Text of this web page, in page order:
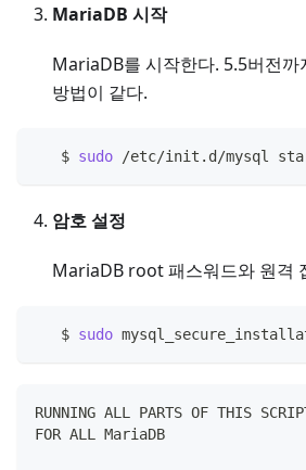
MariaDB 시작
MariaDB를 시작한다. 5.5버전까
방법이 같다.
   $
sudo /etc/init.d/mysql
암호 설정
MariaDB root 패스워드와 원격
   $
sudo
RUNNING ALL PARTS OF THIS
FOR ALL MariaDB